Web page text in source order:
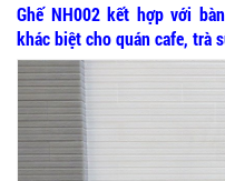
Ghế NH002 kết hợp với
khác biệt cho quán cafe, trà